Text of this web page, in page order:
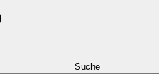
Suche